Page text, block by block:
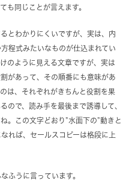
も同じことが言えます。
とわかりにくいですが、実は、内
程式みたいなものが仕込まれてい
のように見える文章ですが、実は
があって、その順番にも意味があ
は、それぞれがきちんと役割を果
ので、読み手を最後まで誘導して、
。この文字どおり”水面下の”動きと
れば、セールスコピーは格段に上
ふうに言っています。